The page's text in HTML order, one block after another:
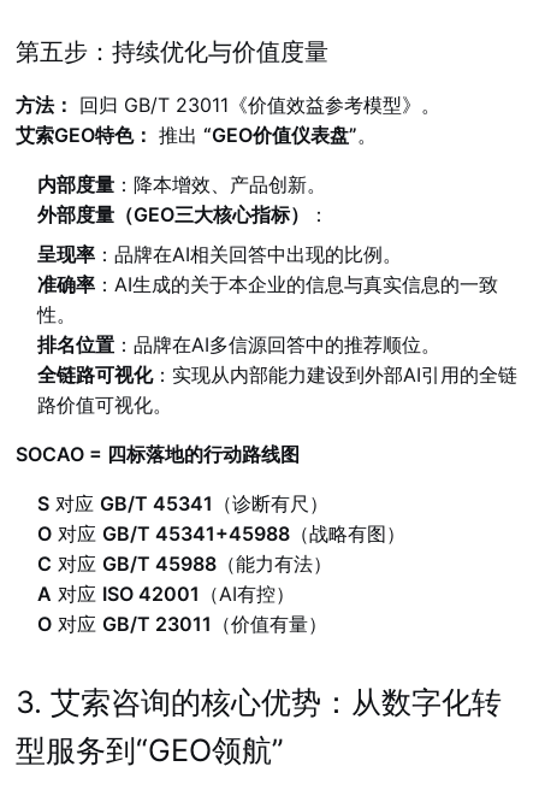
第五步：持续优化与价值度量
方法： 回归 GB/T 23011《价值效益参考模型》。
艾索GEO特色： 推出“GEO价值仪表盘”。
内部度量 ：降本增效、产品创新。
外部度量（GEO三大核心指标）
：
呈现率 ：品牌在AI相关回答中出现的比例。
准确率 ：AI生成的关于本企业的信息与真实信息的一致
性。
排名位置 ：品牌在AI多信源回答中的推荐顺位。
全链路可视化：实现从内部能力建设到外部AI引用的全链
路价值可视化。
SOCAO = 四标落地的行动路线图
S 对应GB/T 45341 （诊断有尺）
O 对应GB/T 45341+45988 （战略有图）
C 对应GB/T 45988 （能力有法）
A 对应 ISO 42001 （AI有控）
O 对应GB/T 23011 （价值有量）
3. 艾索咨询的核心优势：从数字化转
型服务到“GEO领航”